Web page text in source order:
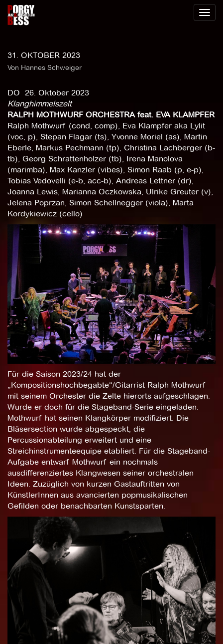
Toggle
31. OKTOBER 2023
Von Hannes Schweiger
DO 26. Oktober 2023
Klanghimmelszelt
RALPH MOTHWURF ORCHESTRA feat. EVA KLAMPFER
Ralph Mothwurf (cond, comp), Eva Klampfer aka Lylit
(voc, p), Stepan Flagar (ts), Yvonne Moriel (as), Martin
Eberle, Markus Pechmann (tp), Christina Lachberger (b-
tb), Georg Schrattenholzer (tb), Irena Manolova
(marimba), Max Kanzler (vibes), Simon Raab (p, e-p),
Tobias Vedovelli (e-b, acc-b), Andreas Lettner (dr),
Joanna Lewis, Marianna Oczkowska, Ulrike Greuter (v),
Jelena Poprzan, Simon Schellnegger (viola), Marta
Kordykiewicz (cello)
Für die Saison 2023/24 hat der
„Kompositionshochbegabte“/Gitarrist Ralph Mothwurf
mit seinem Orchester die Zelte hierorts aufgeschlagen.
Wurde er doch für die Stageband-Serie eingeladen.
Mothwurf hat seinen Klangkörper modifiziert. Die
Bläsersection wurde abgespeckt, die
Percussionabteilung erweitert und eine
Streichinstrumenteequipe etabliert. Für die Stageband-
Aufgabe entwarf Mothwurf ein nochmals
ausdifferenziertes Klangwesen seiner orchestralen
Ideen. Zuzüglich von kurzen Gastauftritten von
KünstlerInnen aus avancierten popmusikalischen
Gefilden oder benachbarten Kunstsparten.